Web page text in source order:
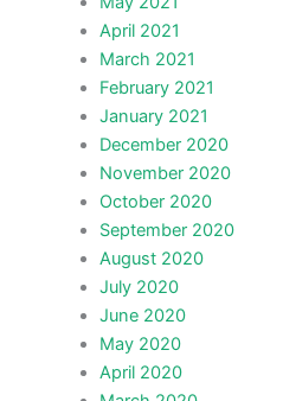
April 2021
March 2021
February 2021
January 2021
December 2020
November 2020
October 2020
September 2020
August 2020
July 2020
June 2020
May 2020
April 2020